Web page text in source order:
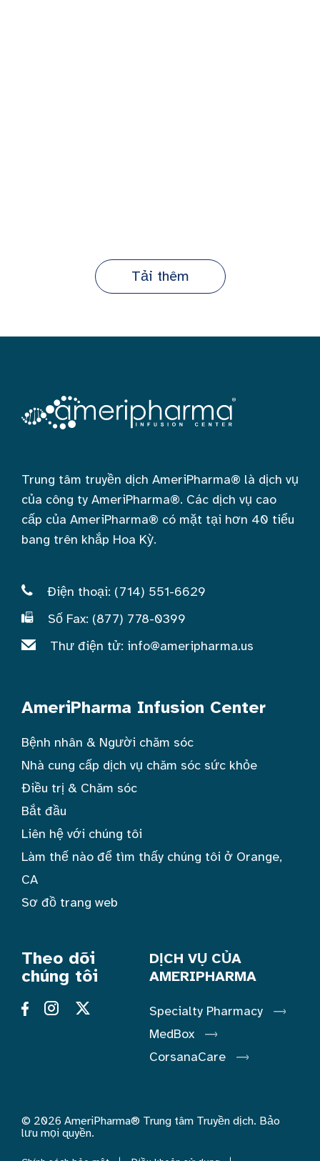
Tải thêm
Trung tâm truyền dịch AmeriPharma® là dịch vụ
của công ty AmeriPharma®. Các dịch vụ cao
cấp của AmeriPharma® có mặt tại hơn 40 tiểu
bang trên khắp Hoa Kỳ.
Điện thoại: (714) 551-6629
Số Fax: (877) 778-0399
Thư điện tử: info@ameripharma.us
AmeriPharma Infusion Center
Bệnh nhân & Người chăm sóc
Nhà cung cấp dịch vụ chăm sóc sức khỏe
Điều trị & Chăm sóc
Bắt đầu
Liên hệ với chúng tôi
Làm thế nào để tìm thấy chúng tôi ở Orange,
CA
Sơ đồ trang web
Theo dõi
chúng tôi
DỊCH VỤ CỦA
AMERIPHARMA
Specialty Pharmacy
MedBox
CorsanaCare
© 2026 AmeriPharma® Trung tâm Truyền dịch. Bảo
lưu mọi quyền.